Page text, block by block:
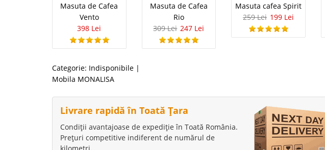
Masuta de Cafea
Vento
398 Lei
Masuta de Cafea
Rio
309 Lei 247 Lei
Masuta cafea Spirit
259 Lei 199 Lei
Categorie: Indisponibile |
Mobila MONALISA
Livrare rapidă în Toată Țara
Condiții avantajoase de expediție în Toată România.
Prețuri competitive indiferent de numărul de
kilometri.